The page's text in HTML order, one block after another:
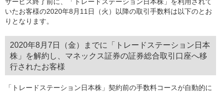
いたお客様の2020年8月11日（火）以降の取引手数料は以下のとお
りとなります。
2020年8月7日（金）までに「トレードステーション日本
株」を解約し、マネックス証券の証券総合取引口座へ移
行されたお客様
「トレードステーション日本株」契約前の手数料コースが自動的に